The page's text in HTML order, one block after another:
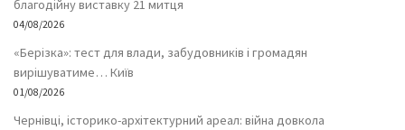
благодійну виставку 21 митця
04/08/2026
«Берізка»: тест для влади, забудовників і громадян
вирішуватиме… Київ
01/08/2026
Чернівці, історико-архітектурний ареал: війна довкола